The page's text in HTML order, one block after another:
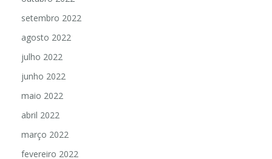
setembro 2022
agosto 2022
julho 2022
junho 2022
maio 2022
abril 2022
março 2022
fevereiro 2022